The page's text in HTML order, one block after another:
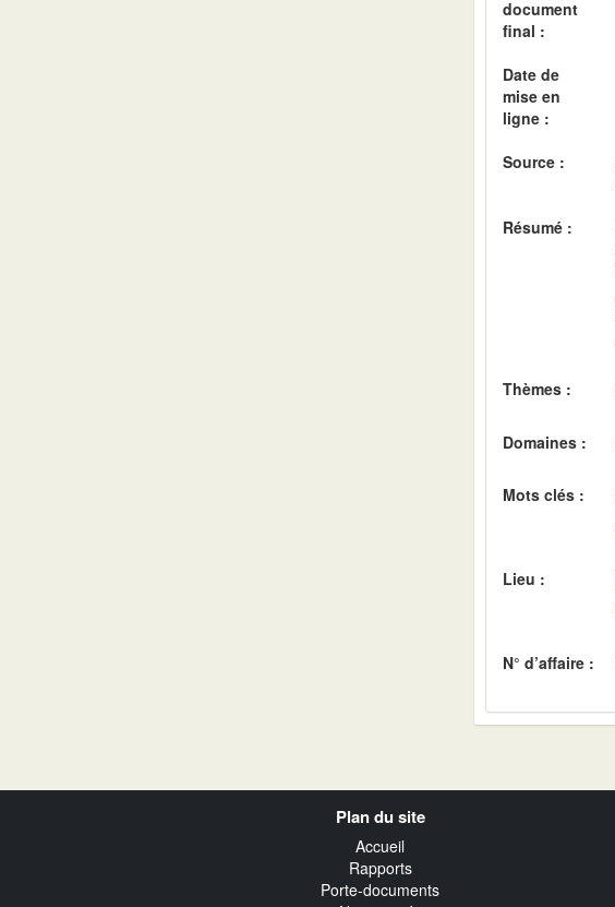
document
final :
Date de
mise en
ligne :
Source :
Résumé :
Thèmes :
Domaines :
Mots clés :
Lieu :
N° d’affaire :
Plan du site
Accueil
Rapports
Porte-documents